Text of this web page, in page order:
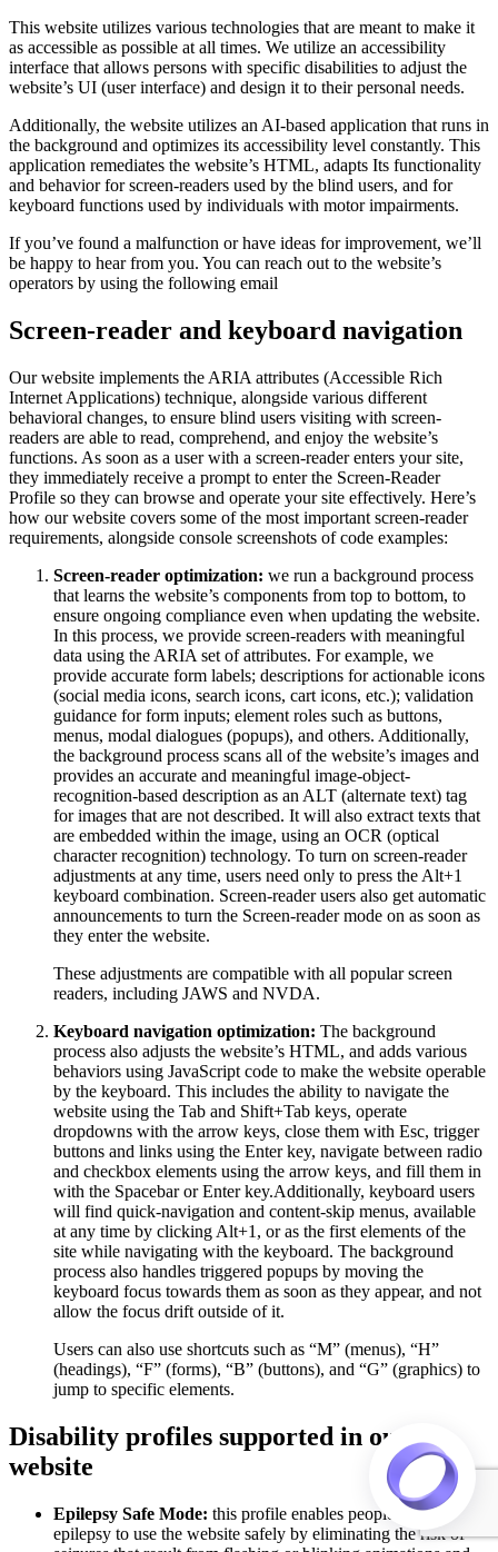
This website utilizes various technologies that are meant to make it
as accessible as possible at all times. We utilize an accessibility
interface that allows persons with specific disabilities to adjust the
website’s UI (user interface) and design it to their personal needs.
Additionally, the website utilizes an AI-based application that runs in
the background and optimizes its accessibility level constantly. This
application remediates the website’s HTML, adapts Its functionality
and behavior for screen-readers used by the blind users, and for
keyboard functions used by individuals with motor impairments.
If you’ve found a malfunction or have ideas for improvement, we’ll
be happy to hear from you. You can reach out to the website’s
operators by using the following email
Screen-reader and keyboard navigation
Our website implements the ARIA attributes (Accessible Rich
Internet Applications) technique, alongside various different
behavioral changes, to ensure blind users visiting with screen-
readers are able to read, comprehend, and enjoy the website’s
functions. As soon as a user with a screen-reader enters your site,
they immediately receive a prompt to enter the Screen-Reader
Profile so they can browse and operate your site effectively. Here’s
how our website covers some of the most important screen-reader
requirements, alongside console screenshots of code examples:
Screen-reader optimization: we run a background process
that learns the website’s components from top to bottom, to
ensure ongoing compliance even when updating the website.
In this process, we provide screen-readers with meaningful
data using the ARIA set of attributes. For example, we
provide accurate form labels; descriptions for actionable icons
(social media icons, search icons, cart icons, etc.); validation
guidance for form inputs; element roles such as buttons,
menus, modal dialogues (popups), and others. Additionally,
the background process scans all of the website’s images and
provides an accurate and meaningful image-object-
recognition-based description as an ALT (alternate text) tag
for images that are not described. It will also extract texts that
are embedded within the image, using an OCR (optical
character recognition) technology. To turn on screen-reader
adjustments at any time, users need only to press the Alt+1
keyboard combination. Screen-reader users also get automatic
announcements to turn the Screen-reader mode on as soon as
they enter the website.
These adjustments are compatible with all popular screen
readers, including JAWS and NVDA.
Keyboard navigation optimization: The background
process also adjusts the website’s HTML, and adds various
behaviors using JavaScript code to make the website operable
by the keyboard. This includes the ability to navigate the
website using the Tab and Shift+Tab keys, operate
dropdowns with the arrow keys, close them with Esc, trigger
buttons and links using the Enter key, navigate between radio
and checkbox elements using the arrow keys, and fill them in
with the Spacebar or Enter key.Additionally, keyboard users
will find quick-navigation and content-skip menus, available
at any time by clicking Alt+1, or as the first elements of the
site while navigating with the keyboard. The background
process also handles triggered popups by moving the
keyboard focus towards them as soon as they appear, and not
allow the focus drift outside of it.
Users can also use shortcuts such as “M” (menus), “H”
(headings), “F” (forms), “B” (buttons), and “G” (graphics) to
jump to specific elements.
Disability profiles supported in our
website
Epilepsy Safe Mode: this profile enables people with
epilepsy to use the website safely by eliminating the risk of